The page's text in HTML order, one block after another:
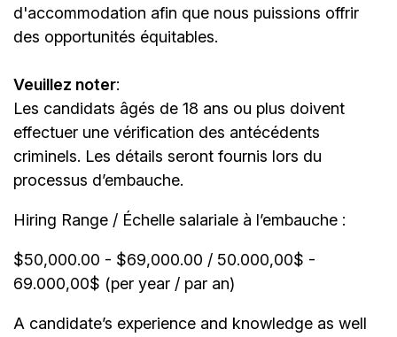
d'accommodation afin que nous puissions offrir
des opportunités équitables.
Veuillez noter:
Les candidats âgés de 18 ans ou plus doivent
effectuer une vérification des antécédents
criminels. Les détails seront fournis lors du
processus d’embauche.
Hiring Range / Échelle salariale à l’embauche :
$50,000.00 - $69,000.00 / 50.000,00$ -
69.000,00$ (per year / par an)
A candidate’s experience and knowledge as well